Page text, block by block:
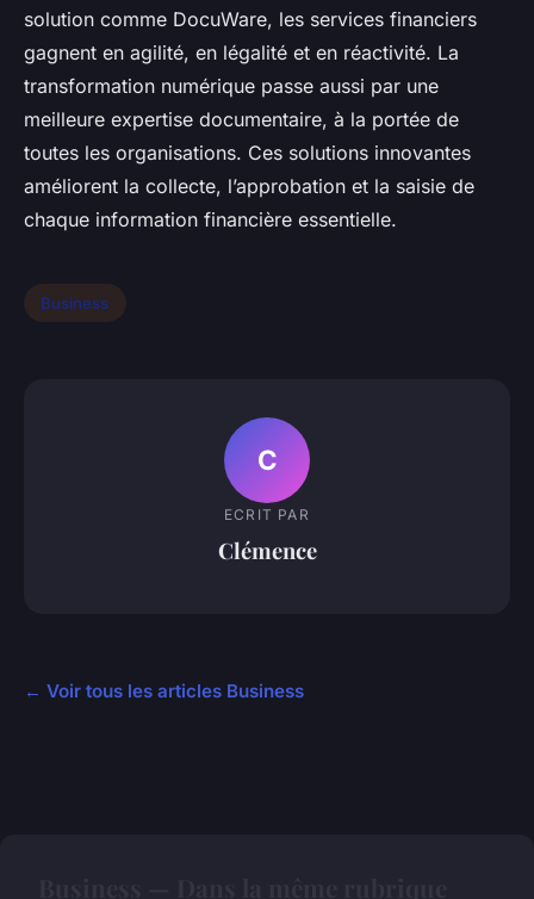
solution comme DocuWare, les services financiers
gagnent en agilité, en légalité et en réactivité. La
transformation numérique passe aussi par une
meilleure expertise documentaire, à la portée de
toutes les organisations. Ces solutions innovantes
améliorent la collecte, l’approbation et la saisie de
chaque information financière essentielle.
Business
C
ECRIT PAR
Clémence
← Voir tous les articles Business